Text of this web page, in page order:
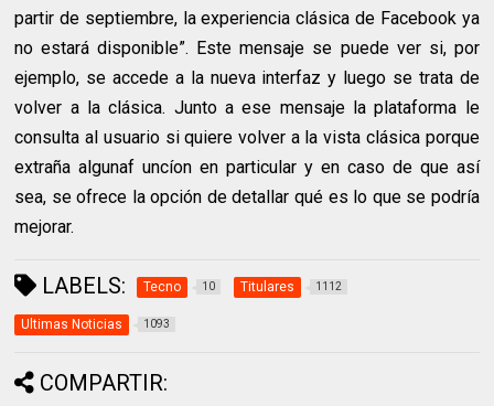
partir de septiembre, la experiencia clásica de Facebook ya
no estará disponible”. Este mensaje se puede ver si, por
ejemplo, se accede a la nueva interfaz y luego se trata de
volver a la clásica. Junto a ese mensaje la plataforma le
consulta al usuario si quiere volver a la vista clásica porque
extraña algunaf uncíon en particular y en caso de que así
sea, se ofrece la opción de detallar qué es lo que se podría
mejorar.
LABELS: Tecno 10 Titulares 1112
Ultimas Noticias 1093
COMPARTIR: